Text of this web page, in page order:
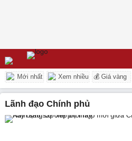
Mới nhất Xem nhiều 💰 Giá vàng
Lãnh đạo Chính phủ